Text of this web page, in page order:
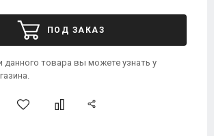
ПОД ЗАКАЗ
данного товара вы можете узнать у